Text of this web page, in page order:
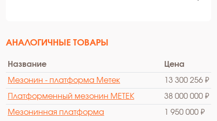
АНАЛОГИЧНЫЕ ТОВАРЫ
Название Цена
Мезонин - платформа Метек 13 300 256 ₽
Платформенный мезонин МЕТЕК 38 000 000 ₽
Мезонинная платформа
1 950 000 ₽